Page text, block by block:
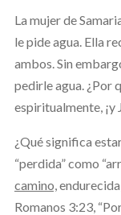
La mujer de
le pide agua. Ella
ambos. Sin
pedirle agua. ¿Por
espiritualmente, ¡y
¿Qué significa
“perdida” como
camino,
Romanos 3:23,